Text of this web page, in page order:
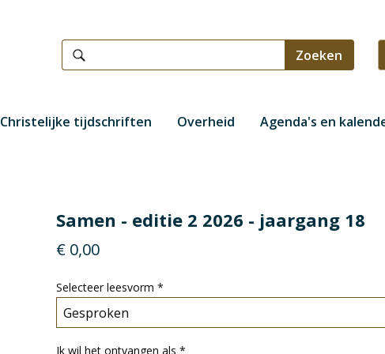
Christelijke tijdschriften Overheid Agenda's en
Samen - editie 2 2026 - jaargang 18
€ 0,00
Selecteer leesvorm*
Ik wil het ontvangen als*